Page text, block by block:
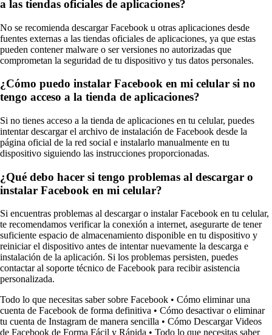
a las tiendas oficiales de aplicaciones?
No se recomienda descargar Facebook u otras aplicaciones desde
fuentes externas a las tiendas oficiales de aplicaciones, ya que estas
pueden contener malware o ser versiones no autorizadas que
comprometan la seguridad de tu dispositivo y tus datos personales.
¿Cómo puedo instalar Facebook en mi celular si no
tengo acceso a la tienda de aplicaciones?
Si no tienes acceso a la tienda de aplicaciones en tu celular, puedes
intentar descargar el archivo de instalación de Facebook desde la
página oficial de la red social e instalarlo manualmente en tu
dispositivo siguiendo las instrucciones proporcionadas.
¿Qué debo hacer si tengo problemas al descargar o
instalar Facebook en mi celular?
Si encuentras problemas al descargar o instalar Facebook en tu celular,
te recomendamos verificar la conexión a internet, asegurarte de tener
suficiente espacio de almacenamiento disponible en tu dispositivo y
reiniciar el dispositivo antes de intentar nuevamente la descarga e
instalación de la aplicación. Si los problemas persisten, puedes
contactar al soporte técnico de Facebook para recibir asistencia
personalizada.
Todo lo que necesitas saber sobre Facebook • Cómo eliminar una
cuenta de Facebook de forma definitiva • Cómo desactivar o eliminar
tu cuenta de Instagram de manera sencilla • Cómo Descargar Videos
de Facebook de Forma Fácil y Rápida • Todo lo que necesitas saber